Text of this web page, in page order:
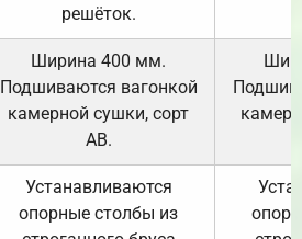
решёток.
Ширина 400 мм.
Подшиваются вагонкой
камерной сушки, сорт
АВ.
Устанавливаются
опорные столбы из